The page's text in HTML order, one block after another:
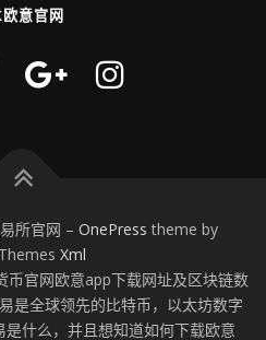
意官网
所官网 – OnePress theme by
Xml
币官网欧意app下载网址及区块链数
是全球领先的比特币，以太坊数字
什么，并且想知道如何下载欧意